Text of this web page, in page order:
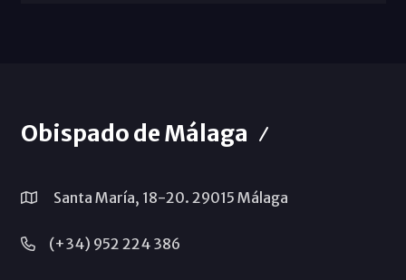
Obispado de Málaga
Santa María, 18-20. 29015 Málaga
(+34) 952 224 386